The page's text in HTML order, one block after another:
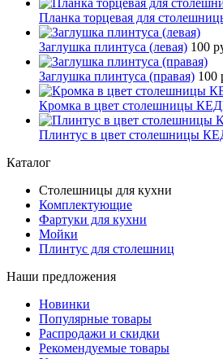
Планка торцевая для
Заглушка плинтуса (левая) 100
Заглушка плинтуса (правая) 100
Кромка в цвет столешницы
Плинтус в цвет столешницы
Катало
Столешницы для кухни
Комплектующие
Фартуки для кухни
Мойки
Плинтус для столешниц
Наши предложения
Новинки
Популярные товары
Распродажи и скидки
Рекомендуемые товары